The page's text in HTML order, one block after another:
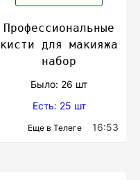
Профессиональные
кисти для макияжа
набор
Было: 26 шт
Есть: 25 шт
Еще в Телеге 16:53